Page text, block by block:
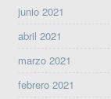
junio 2021
abril 2021
marzo 2021
febrero 2021